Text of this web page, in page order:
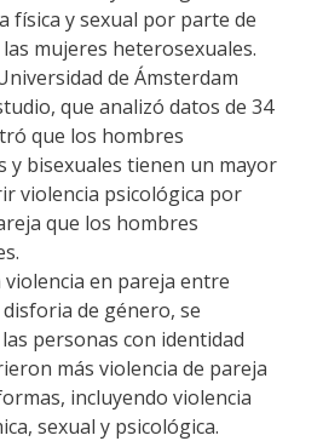
física y sexual por parte de
mujeres heterosexuales.
de Ámsterdam
que analizó datos de 34
que los hombres
y bisexuales tienen un mayor
violencia psicológica por
que los hombres
violencia en pareja entre
de género, se
personas con identidad
más violencia de pareja
incluyendo violencia
sexual y psicológica.